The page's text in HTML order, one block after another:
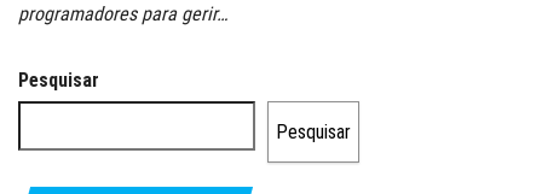
programadores para gerir…
Pesquisar
Pesquisar